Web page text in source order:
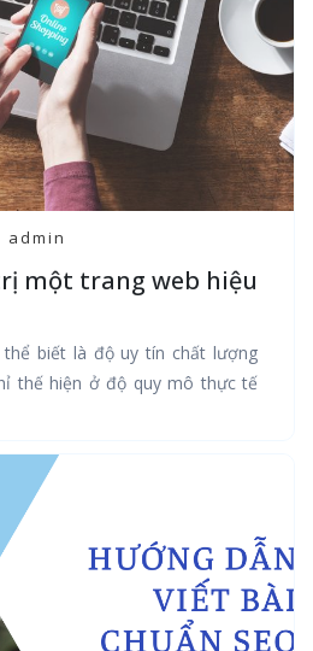
admin
một trang web hiệu
biết là độ uy tín chất lượng
thế hiện ở độ quy mô thực tế